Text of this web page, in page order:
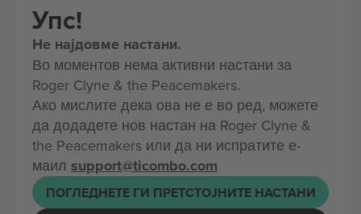
Упс!
Не најдовме настани.
Во моментов нема активни настани за
Roger Clyne & the Peacemakers.
Ако мислите дека ова не е во ред, можете
да додадете нов настан на Roger Clyne &
the Peacemakers или да ни испратите е-
маил support@ticombo.com
ПОГЛЕДНЕТЕ ГИ ПРЕТСТОЈНИТЕ НАСТАНИ